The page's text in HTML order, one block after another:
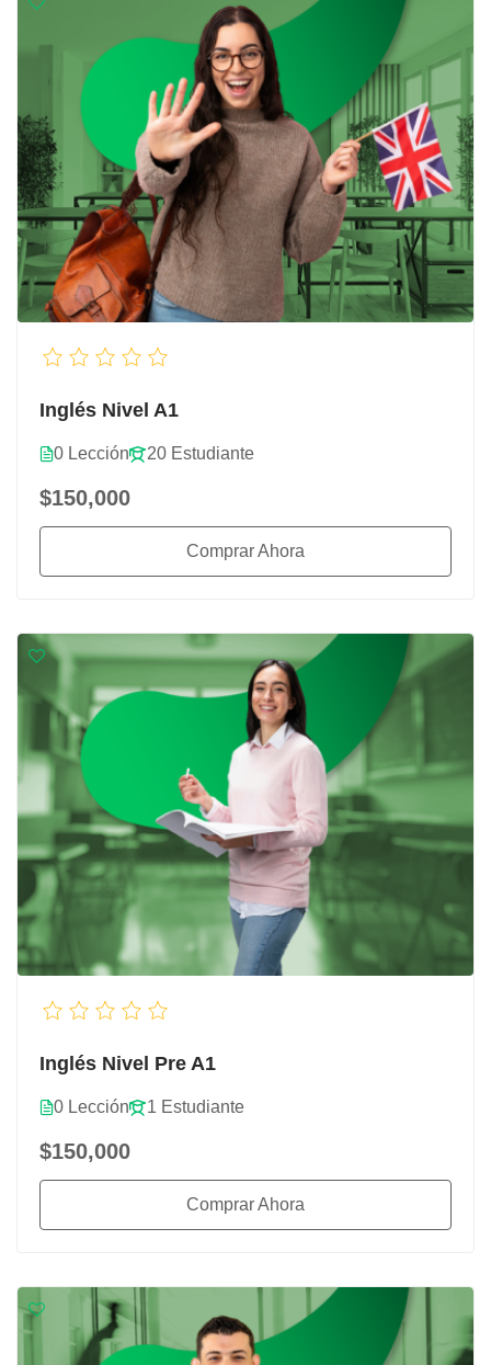
Inglés Nivel A1
0 Lección 20 Estudiante
$150,000
Comprar Ahora
Inglés Nivel Pre A1
0 Lección 1 Estudiante
$150,000
Comprar Ahora